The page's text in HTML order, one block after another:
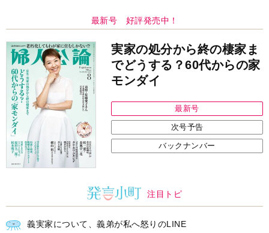
最新号 好評発売中！
実家の処分から終の棲家ま
でどうする？60代からの家
モンダイ
最新号
次号予告
バックナンバー
注目トピ
義実家について、義弟が私へ怒りのLINE